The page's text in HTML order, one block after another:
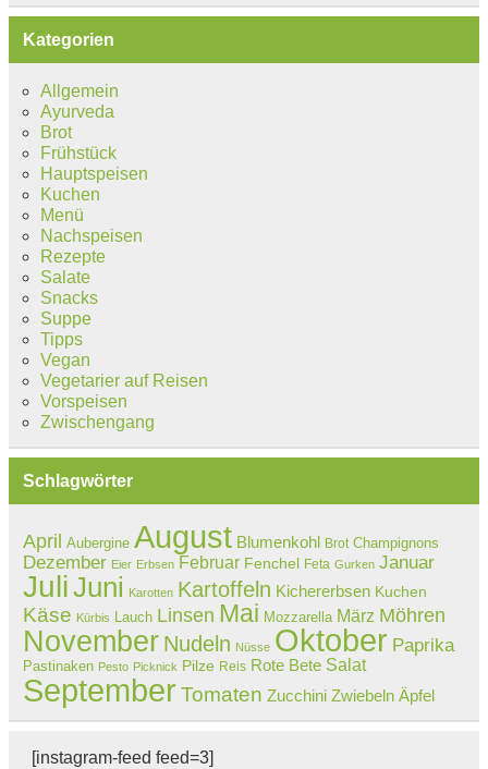
Kategorien
Allgemein
Ayurveda
Brot
Frühstück
Hauptspeisen
Kuchen
Menü
Nachspeisen
Rezepte
Salate
Snacks
Suppe
Tipps
Vegan
Vegetarier auf Reisen
Vorspeisen
Zwischengang
Schlagwörter
April Aubergine August Blumenkohl Brot Champignons
Dezember Eier Erbsen Februar Fenchel Feta Gurken Januar
JuliJuni Karotten Kartoffeln Kichererbsen Kuchen
Käse Kürbis Lauch Linsen Mai Mozzarella März Möhren
November Nudeln Nüsse Oktober Paprika
Pastinaken Pesto Picknick Pilze Reis Rote Bete Salat
September Tomaten Zucchini Zwiebeln Äpfel
[instagram-feed feed=3]